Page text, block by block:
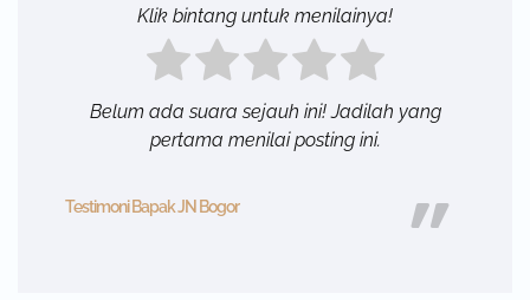
Klik bintang untuk menilainya!
Belum ada suara sejauh ini! Jadilah yang
pertama menilai posting ini.
Testimoni Bapak JN Bogor